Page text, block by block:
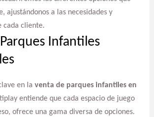
ajustándonos a las necesidades y
cada cliente.
Infantiles
en la venta de parques infantiles en
entiende que cada espacio de juego
ofrece una gama diversa de opciones.